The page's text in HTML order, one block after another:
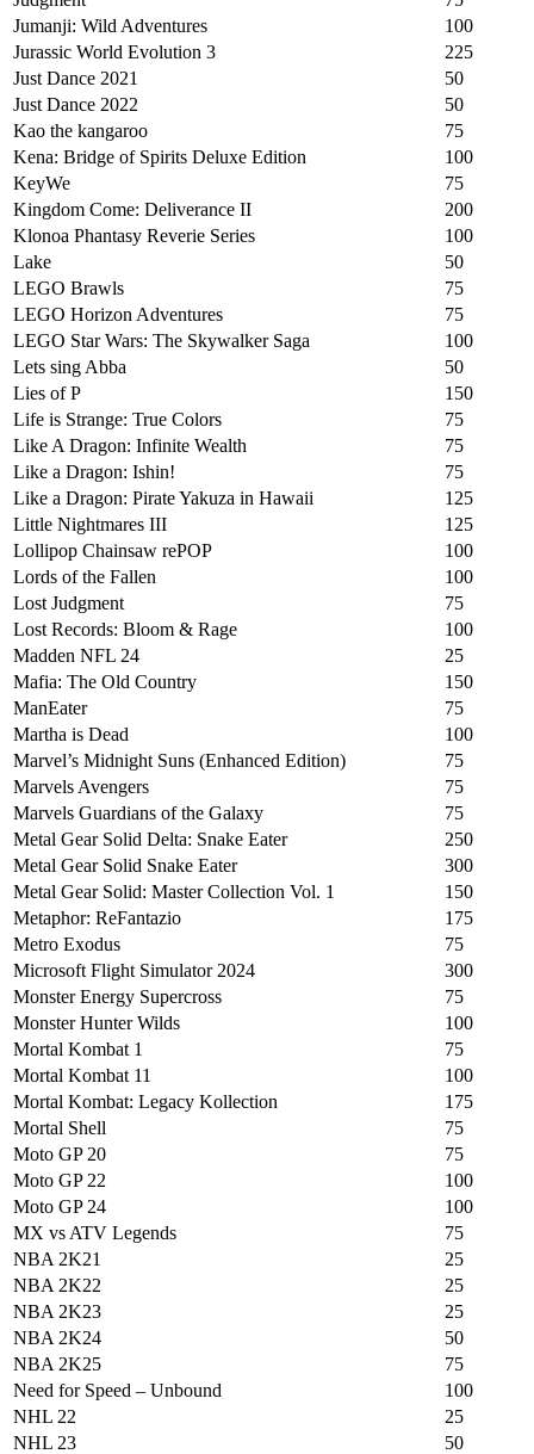
Jumanji: Wild Adventures
100
Jurassic World Evolution 3
225
Just Dance 2021
50
Just Dance 2022
50
Kao the kangaroo
75
Kena: Bridge of Spirits Deluxe Edition
100
KeyWe
75
Kingdom Come: Deliverance II
200
Klonoa Phantasy Reverie Series
100
Lake
50
LEGO Brawls
75
LEGO Horizon Adventures
75
LEGO Star Wars: The Skywalker Saga
100
Lets sing Abba
50
Lies of P
150
Life is Strange: True Colors
75
Like A Dragon: Infinite Wealth
75
Like a Dragon: Ishin!
75
Like a Dragon: Pirate Yakuza in Hawaii
125
Little Nightmares III
125
Lollipop Chainsaw rePOP
100
Lords of the Fallen
100
Lost Judgment
75
Lost Records: Bloom & Rage
100
Madden NFL 24
25
Mafia: The Old Country
150
ManEater
75
Martha is Dead
100
Marvel’s Midnight Suns (Enhanced Edition)
75
Marvels Avengers
75
Marvels Guardians of the Galaxy
75
Metal Gear Solid Delta: Snake Eater
250
Metal Gear Solid Snake Eater
300
Metal Gear Solid: Master Collection Vol. 1
150
Metaphor: ReFantazio
175
Metro Exodus
75
Microsoft Flight Simulator 2024
300
Monster Energy Supercross
75
Monster Hunter Wilds
100
Mortal Kombat 1
75
Mortal Kombat 11
100
Mortal Kombat: Legacy Kollection
175
Mortal Shell
75
Moto GP 20
75
Moto GP 22
100
Moto GP 24
100
MX vs ATV Legends
75
NBA 2K21
25
NBA 2K22
25
NBA 2K23
25
NBA 2K24
50
NBA 2K25
75
Need for Speed – Unbound
100
NHL 22
25
NHL 23
50